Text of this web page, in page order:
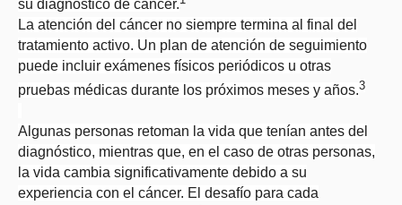
su diagnóstico de cáncer.
La atención del cáncer no siempre termina al final del
tratamiento activo. Un plan de atención de seguimiento
puede incluir exámenes físicos periódicos u otras
pruebas médicas durante los próximos meses y años.3
Algunas personas retoman la vida que tenían antes del
diagnóstico, mientras que, en el caso de otras personas,
la vida cambia significativamente debido a su
experiencia con el cáncer. El desafío para cada